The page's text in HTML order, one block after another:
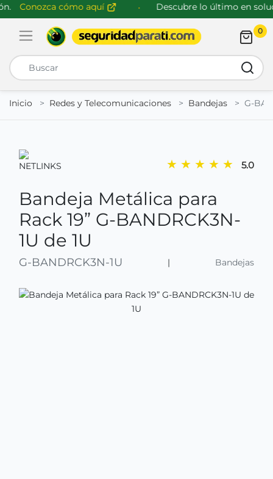
Conozca cómo aquí Descubre lo último en
Abrir menú de navegación
0
Inicio
Redes y Telecomunicaciones Bandejas G-
★ ★ ★ ★ ★ 5.0
Bandeja Metálica para
Rack 19” G-BANDRCK3N-
1U de 1U
G-BANDRCK3N-1U | Bandejas